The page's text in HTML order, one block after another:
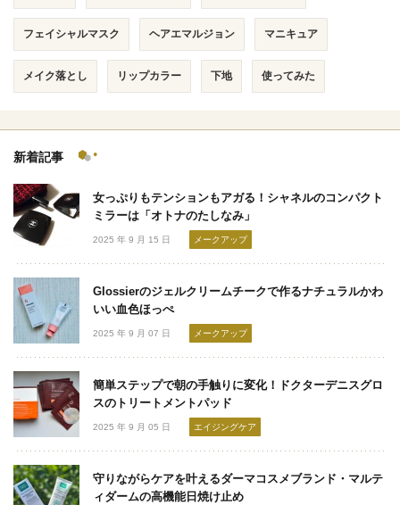
フェイシャルマスク ヘアエマルジョン マニキュア
メイク落とし リップカラー 下地 使ってみた
新着記事
女っぷりもテンションもアガる！シャネルのコンパクト
ミラーは「オトナのたしなみ」
2025 年 9 月 15 日 メークアップ
Glossierのジェルクリームチークで作るナチュラルかわ
いい血色ほっぺ
2025 年 9 月 07 日 メークアップ
簡単ステップで朝の手触りに変化！ドクターデニスグロ
スのトリートメントパッド
2025 年 9 月 05 日 エイジングケア
守りながらケアを叶えるダーマコスメブランド・マルテ
ィダームの高機能日焼け止め